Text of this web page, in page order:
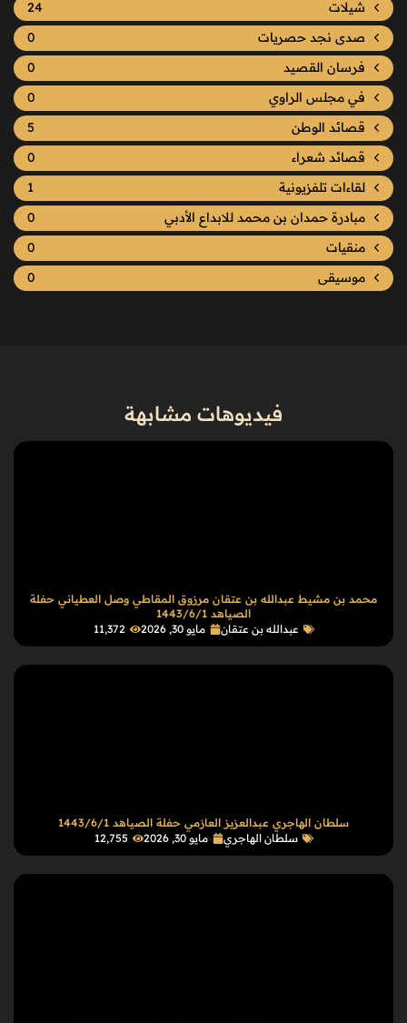
شيلات
24
صدى نجد حصريات
0
فرسان القصيد
0
في مجلس الراوي
0
قصائد الوطن
5
قصائد شعراء
0
لقاءات تلفزيونية
1
مبادرة حمدان بن محمد للابداع الأدبي
0
منقيات
0
موسيقى
0
فيديوهات مشابهة
محمد بن مشيط عبدالله بن عتقان مرزوق المقاطي وصل العطياني حفلة
الصياهد 1443/6/1
عبدالله بن عتقان
مايو 30, 2026 11٬372
سلطان الهاجري عبدالعزيز العازمي حفلة الصياهد 1443/6/1
سلطان الهاجري
مايو 30, 2026 12٬755